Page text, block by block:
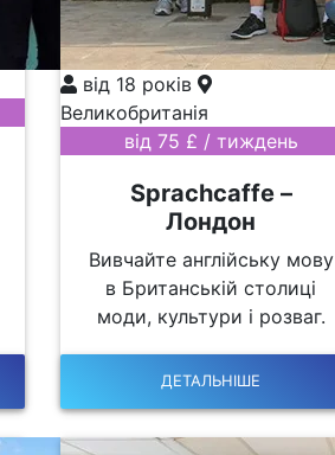
від 18 років
Великобританія
від 75 £ / тиждень
Sprachcaffe –
Лондон
Вивчайте англійську мову
в Британській столиці
моди, культури і розваг.
ДЕТАЛЬНІШЕ